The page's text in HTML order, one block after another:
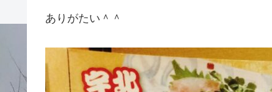
ありがたい＾＾